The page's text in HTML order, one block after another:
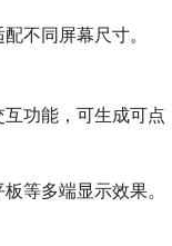
不同屏幕尺寸。
功能，可生成可点
等多端显示效果。